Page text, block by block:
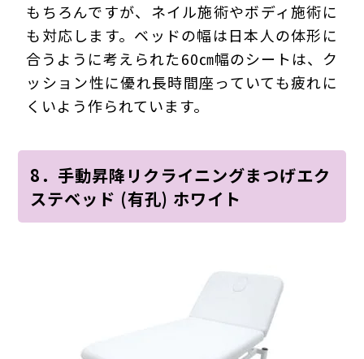
もちろんですが、ネイル施術やボディ施術に
も対応します。ベッドの幅は日本人の体形に
合うように考えられた60㎝幅のシートは、ク
ッション性に優れ長時間座っていても疲れに
くいよう作られています。
8．手動昇降リクライニングまつげエク
ステベッド (有孔) ホワイト